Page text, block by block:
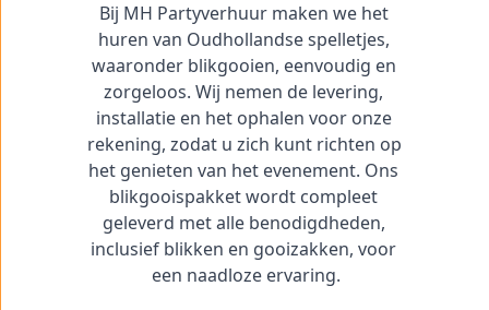
Bij MH Partyverhuur maken we het
huren van Oudhollandse spelletjes,
waaronder blikgooien, eenvoudig en
zorgeloos. Wij nemen de levering,
installatie en het ophalen voor onze
rekening, zodat u zich kunt richten op
het genieten van het evenement. Ons
blikgooispakket wordt compleet
geleverd met alle benodigdheden,
inclusief blikken en gooizakken, voor
een naadloze ervaring.